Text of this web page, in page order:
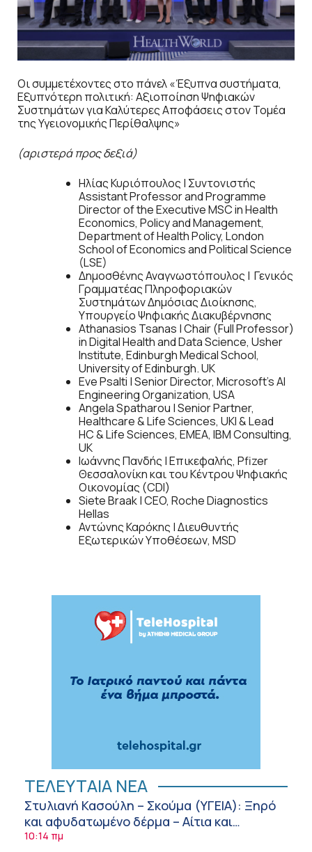
Oι συμμετέχοντες στο πάνελ «Έξυπνα συστήματα,
Εξυπνότερη πολιτική: Αξιοποίηση Ψηφιακών
Συστημάτων για Καλύτερες Αποφάσεις στον Τομέα
της Υγειονομικής Περίθαλψης»
(αριστερά προς δεξιά)
Ηλίας Κυριόπουλος | Συντονιστής
Assistant Professor and Programme
Director of the Executive MSC in Health
Economics, Policy and Management,
Department of Health Policy, London
School of Economics and Political Science
(LSE)
Δημοσθένης Αναγνωστόπουλος | Γενικός
Γραμματέας Πληροφοριακών
Συστημάτων Δημόσιας Διοίκησης,
Υπουργείο Ψηφιακής Διακυβέρνησης
Athanasios Tsanas | Chair (Full Professor)
in Digital Health and Data Science, Usher
Institute, Edinburgh Medical School,
University of Edinburgh. UK
Eve Psalti | Senior Director, Microsoft’s AI
Engineering Organization, USA
Angela Spatharou | Senior Partner,
Healthcare & Life Sciences, UKI & Lead
HC & Life Sciences, EMEA, IBM Consulting,
UK
Ιωάννης Πανδής | Επικεφαλής, Pfizer
Θεσσαλονίκη και του Κέντρου Ψηφιακής
Οικονομίας (CDI)
Siete Braak | CEO, Roche Diagnostics
Hellas
Αντώνης Καρόκης | Διευθυντής
Εξωτερικών Υποθέσεων, MSD
ΤΕΛΕΥΤΑΙΑ ΝΕΑ
Στυλιανή Κασούλη – Σκούμα (ΥΓΕΙΑ): Ξηρό
και αφυδατωμένο δέρμα – Αίτια και
αντιμετώπιση
10:14 πμ